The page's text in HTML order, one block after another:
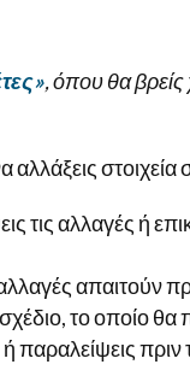
, όπου θα
στοιχεία
τις αλλαγές ή
απαιτούν
το οποίο θα
παραλείψεις πριν